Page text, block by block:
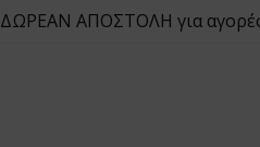
ΔΩΡΕΑΝ ΑΠΟΣΤΟΛΗ για